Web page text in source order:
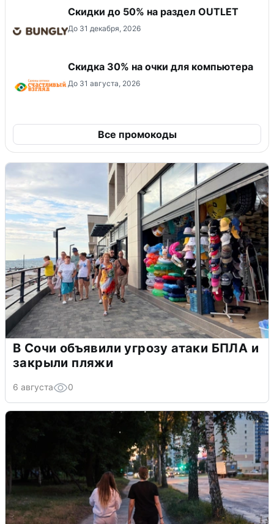
Скидки до 50% на раздел OUTLET
До 31 декабря, 2026
Скидка 30% на очки для компьютера
До 31 августа, 2026
Все промокоды
В Сочи объявили угрозу атаки БПЛА и
закрыли пляжи
6 августа 0